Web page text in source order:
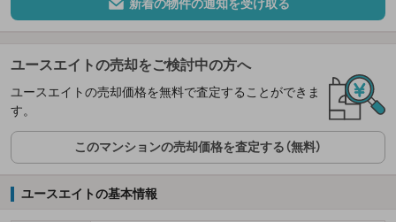
新着の物件の通知を受け取る
ユースエイトの売却をご検討中の方へ
ユースエイトの売却価格を無料で査定することができま
す。
このマンションの売却価格を査定する（無料）
ユースエイトの基本情報